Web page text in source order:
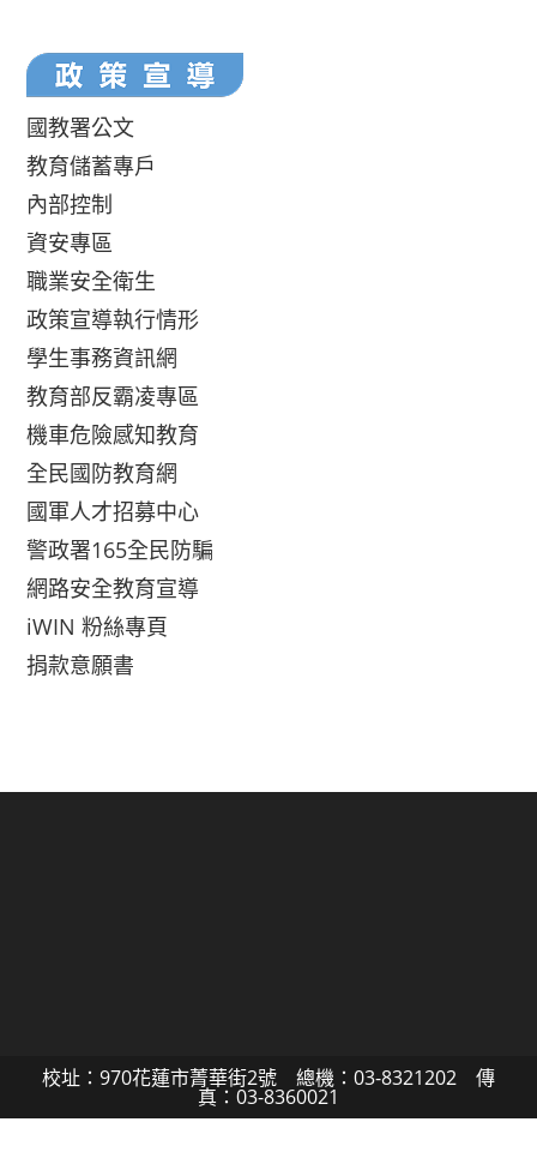
國教署公文
教育儲蓄專戶
內部控制
資安專區
職業安全衛生
政策宣導執行情形
學生事務資訊網
教育部反霸凌專區
機車危險感知教育
全民國防教育網
國軍人才招募中心
警政署165全民防騙
網路安全教育宣導
iWIN 粉絲專頁
捐款意願書
校址：970花蓮市菁華街2號 總機：03-8321202 傳
真：03-8360021